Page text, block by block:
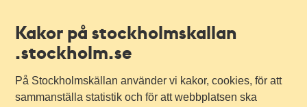
Kakor på stockholmskallan
.stockholm.se
På Stockholmskällan använder vi kakor, cookies, för att
sammanställa statistik och för att webbplatsen ska